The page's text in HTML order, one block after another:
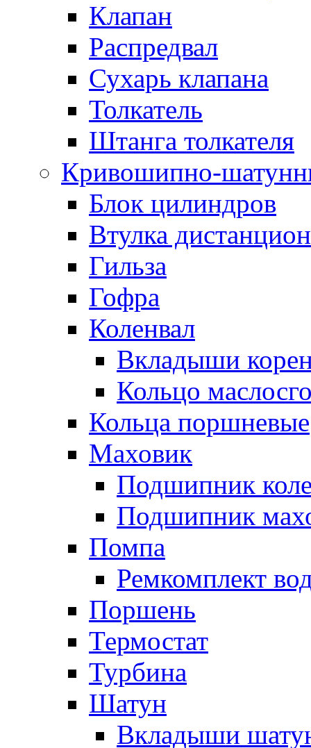
Клапан
Распредвал
Сухарь клапана
Толкатель
Штанга толкателя
Кривошипно-
Блок цилиндров
Втулка
Гильза
Гофра
Коленвал
Вкладыши
Кольцо
Кольца поршневые
Маховик
Подшипник
Подшипник
Помпа
Ремкомплект
Поршень
Термостат
Турбина
Шатун
Вкладыши